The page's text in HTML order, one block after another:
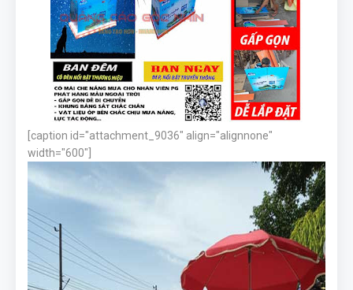
[caption id="attachment_9036" align="alignnone"
width="600"]